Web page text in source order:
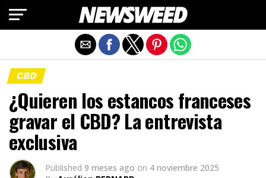
CBD
¿Quieren los estancos franceses
gravar el CBD? La entrevista
exclusiva
Published 9 meses ago on 4 noviembre 2025
Salir de la versión móvil